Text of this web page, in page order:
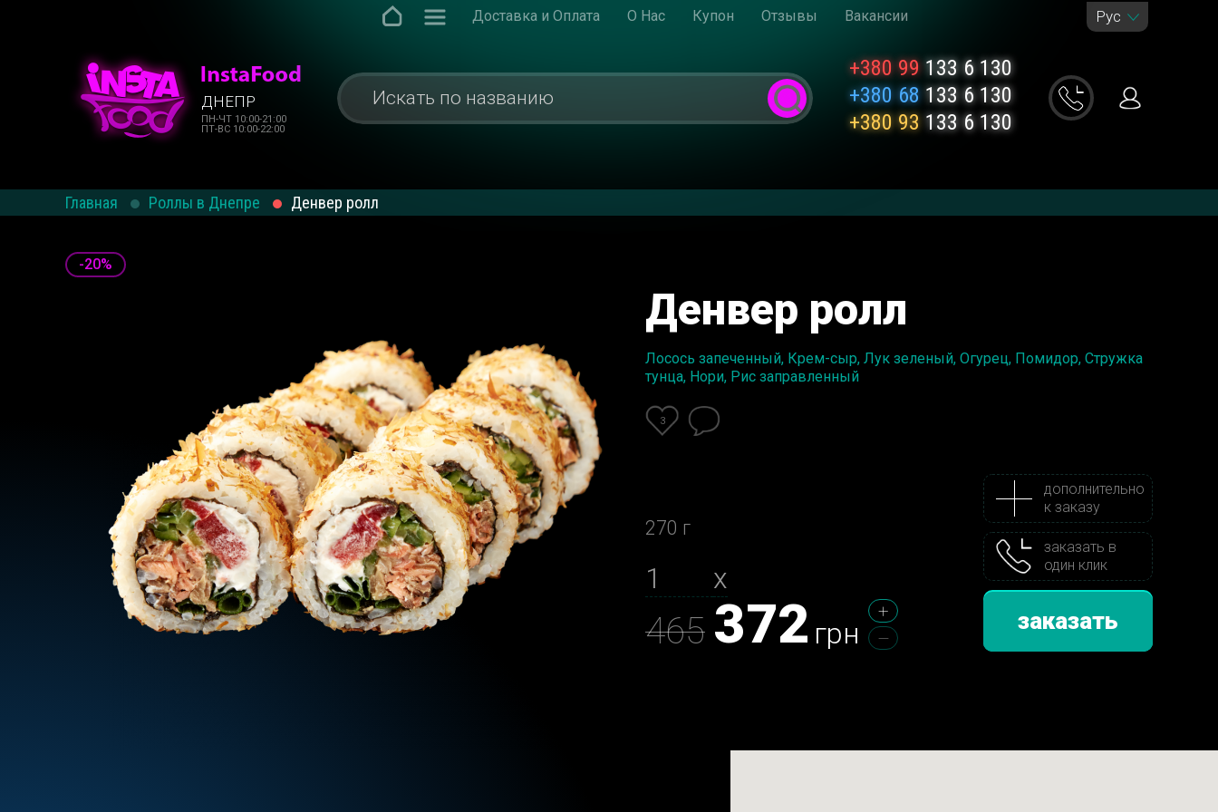
Доставка и Оплата О Нас Купон Отзывы Вакансии Рус
ДНЕПР
ПН-ЧТ 10:00-21:00
ПТ-ВС 10:00-22:00
+380 99133 6 130
+380 68 133 6 130
+380 93 133 6 130
Главная Роллы в Днепре Денвер ролл
-20%
Денвер ролл
Лосось запеченный, Крем-сыр, Лук зеленый, Огурец, Помидор, Стружка
тунца, Нори, Рис заправленный
3
270 г
х
465 372 грн
дополнительно
к заказу
заказать в
один клик
заказать